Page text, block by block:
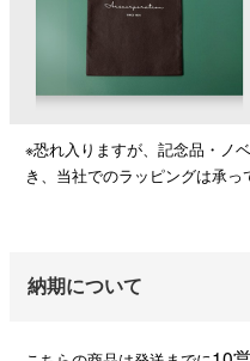
※恐れ入りますが、記念品・ノ
き、当社でのラッピングは承っ
納期について